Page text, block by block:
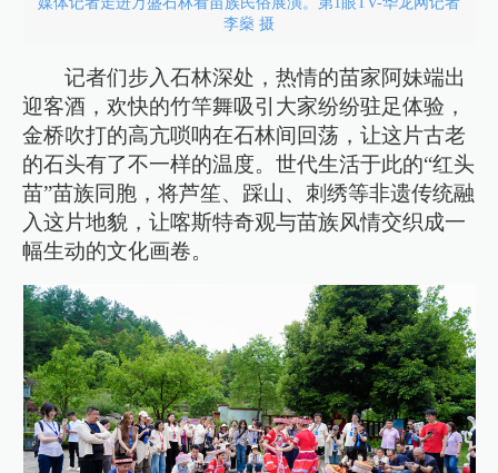
李燊 摄
记者们步入石林深处，热情的苗家阿妹端出
迎客酒，欢快的竹竿舞吸引大家纷纷驻足体验，
金桥吹打的高亢唢呐在石林间回荡，让这片古老
的石头有了不一样的温度。世代生活于此的“红头
苗”苗族同胞，将芦笙、踩山、刺绣等非遗传统融
入这片地貌，让喀斯特奇观与苗族风情交织成一
幅生动的文化画卷。